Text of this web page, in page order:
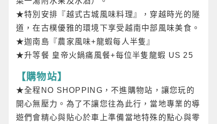
★特別安排『越式古城風味料理』，穿越時光的隧
道，在古樸優雅的環境下享受越南中部風味美食。
★迦南島『農家風味+龍蝦每人半隻』
★升等餐 皇帝火鍋痛風餐+每位半隻龍蝦 US 25
【購物站】
★全程NO SHOPPING，不進購物站，讓您玩的
開心無壓力。為了不讓您往為此行，當地專業的導
遊們會精心與貼心於車上準備當地特殊的點心與零